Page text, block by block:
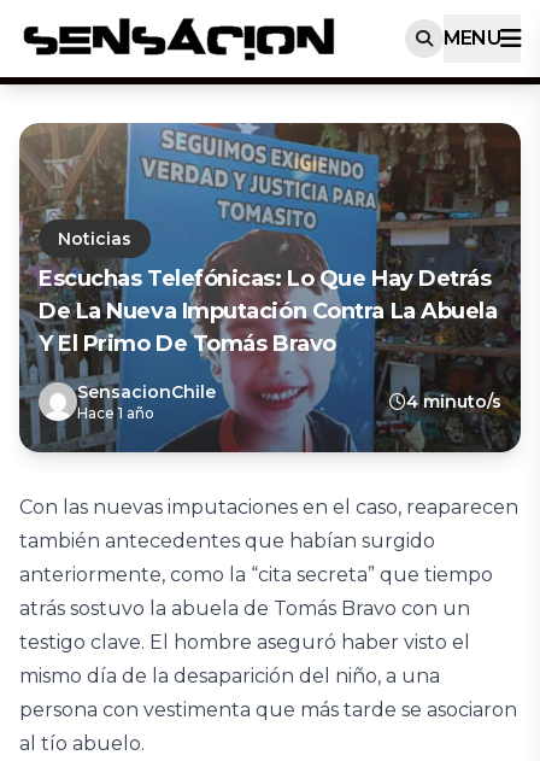
MENU
Noticias
Escuchas Telefónicas: Lo Que Hay Detrás
De La Nueva Imputación Contra La Abuela
Y El Primo De Tomás Bravo
SensacionChile
Hace 1 año
4 minuto/s
Con las nuevas imputaciones en el caso, reaparecen
también antecedentes que habían surgido
anteriormente, como la “cita secreta” que tiempo
atrás sostuvo la abuela de Tomás Bravo con un
testigo clave. El hombre aseguró haber visto el
mismo día de la desaparición del niño, a una
persona con vestimenta que más tarde se asociaron
al tío abuelo.